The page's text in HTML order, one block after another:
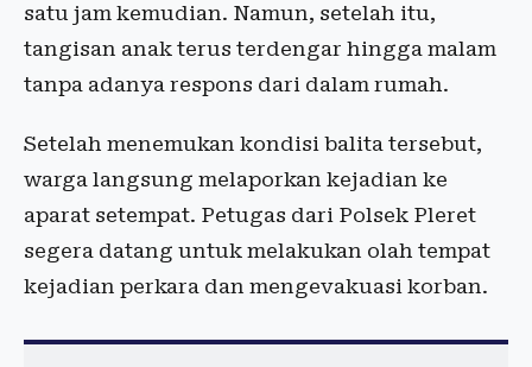
satu jam kemudian. Namun, setelah itu,
tangisan anak terus terdengar hingga malam
tanpa adanya respons dari dalam rumah.
Setelah menemukan kondisi balita tersebut,
warga langsung melaporkan kejadian ke
aparat setempat. Petugas dari Polsek Pleret
segera datang untuk melakukan olah tempat
kejadian perkara dan mengevakuasi korban.